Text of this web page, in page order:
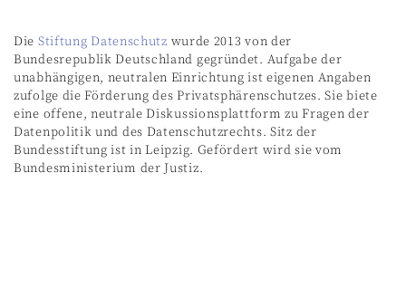
Die Stiftung Datenschutz wurde 2013 von der
Bundesrepublik Deutschland gegründet. Aufgabe der
unabhängigen, neutralen Einrichtung ist eigenen Angaben
zufolge die Förderung des Privatsphärenschutzes. Sie biete
eine offene, neutrale Diskussionsplattform zu Fragen der
Datenpolitik und des Datenschutzrechts. Sitz der
Bundesstiftung ist in Leipzig. Gefördert wird sie vom
Bundesministerium der Justiz.